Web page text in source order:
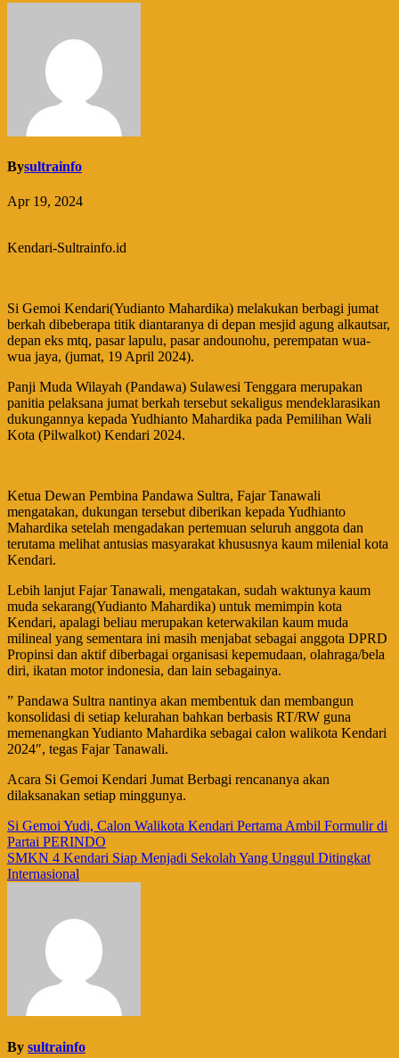
Bysultrainfo
Apr 19, 2024
Kendari-Sultrainfo.id
Si Gemoi Kendari(Yudianto Mahardika) melakukan berbagi jumat
berkah dibeberapa titik diantaranya di depan mesjid agung alkautsar,
depan eks mtq, pasar lapulu, pasar andounohu, perempatan wua-
wua jaya, (jumat, 19 April 2024).
Panji Muda Wilayah (Pandawa) Sulawesi Tenggara merupakan
panitia pelaksana jumat berkah tersebut sekaligus mendeklarasikan
dukungannya kepada Yudhianto Mahardika pada Pemilihan Wali
Kota (Pilwalkot) Kendari 2024.
Ketua Dewan Pembina Pandawa Sultra, Fajar Tanawali
mengatakan, dukungan tersebut diberikan kepada Yudhianto
Mahardika setelah mengadakan pertemuan seluruh anggota dan
terutama melihat antusias masyarakat khususnya kaum milenial kota
Kendari.
Lebih lanjut Fajar Tanawali, mengatakan, sudah waktunya kaum
muda sekarang(Yudianto Mahardika) untuk memimpin kota
Kendari, apalagi beliau merupakan keterwakilan kaum muda
milineal yang sementara ini masih menjabat sebagai anggota DPRD
Propinsi dan aktif diberbagai organisasi kepemudaan, olahraga/bela
diri, ikatan motor indonesia, dan lain sebagainya.
” Pandawa Sultra nantinya akan membentuk dan membangun
konsolidasi di setiap kelurahan bahkan berbasis RT/RW guna
memenangkan Yudianto Mahardika sebagai calon walikota Kendari
2024″, tegas Fajar Tanawali.
Acara Si Gemoi Kendari Jumat Berbagi rencananya akan
dilaksanakan setiap minggunya.
Navigasi
pos
Si Gemoi Yudi, Calon Walikota Kendari Pertama Ambil Formulir di
Partai PERINDO
SMKN 4 Kendari Siap Menjadi Sekolah Yang Unggul Ditingkat
Internasional
By sultrainfo